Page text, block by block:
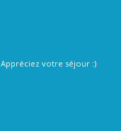
votre séjour :)